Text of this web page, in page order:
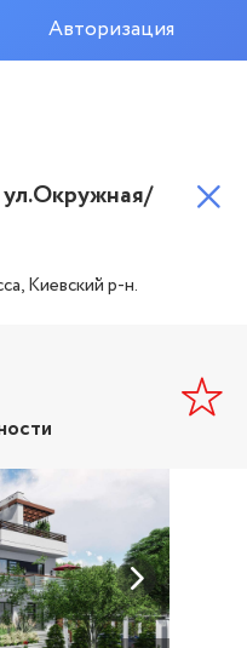
Авторизация
Киевский р-н.